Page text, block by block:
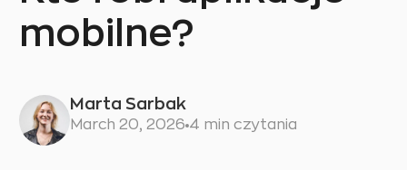
mobilne?
Marta Sarbak
March 20, 2026 4 min czytania